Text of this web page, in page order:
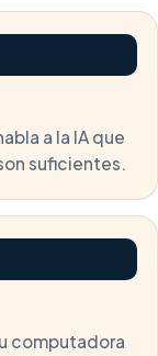
a la IA que
suficientes.
computadora